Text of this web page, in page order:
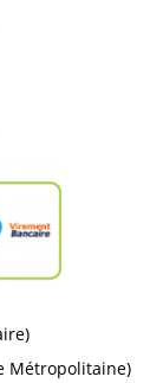
Métropolitaine)